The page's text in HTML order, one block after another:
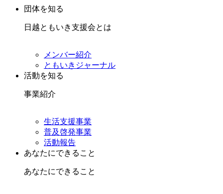
団体を知る
日越ともいき支援会とは
メンバー紹介
ともいきジャーナル
活動を知る
事業紹介
生活支援事業
普及啓発事業
活動報告
あなたにできること
あなたにできること